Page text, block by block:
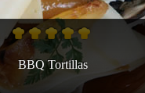
BBQ Tortillas